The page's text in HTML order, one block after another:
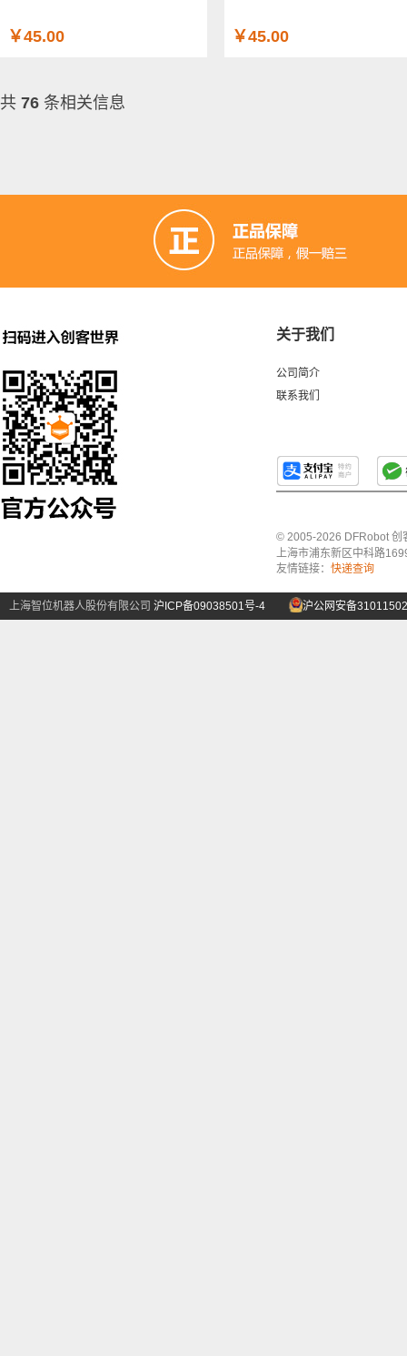
￥45.00 ￥45.00
共 76 条相关信息
关于我们
公司简介
联系我们
© 2005-2026 DFRobot 创
上海市浦东新区中科路
友情链接： 快递查询
上海智位机器人股份有限公司 沪ICP备09038501号-4 沪公网安备